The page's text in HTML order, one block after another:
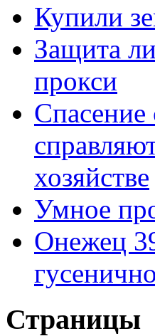
Купили
Защита
прокси
Спасение
хозяйстве
Умное
Онежец
Страницы